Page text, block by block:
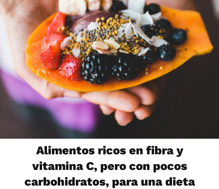
Alimentos ricos en fibra y
vitamina C, pero con pocos
carbohidratos, para una dieta